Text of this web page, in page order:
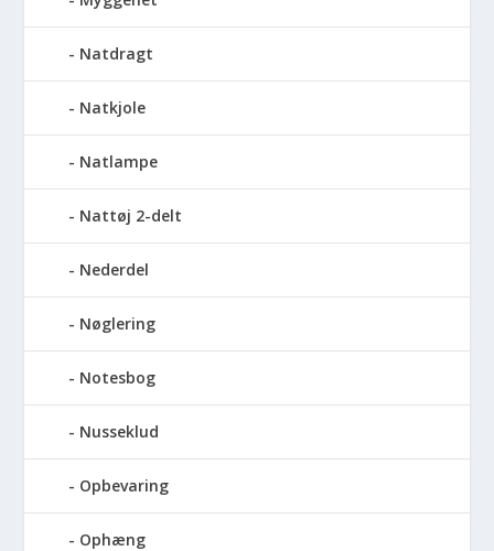
Natdragt
Natkjole
Natlampe
Nattøj 2-delt
Nederdel
Nøglering
Notesbog
Nusseklud
Opbevaring
Ophæng